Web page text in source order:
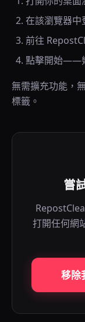
在該瀏覽器中
前往
點擊開始——
無需擴充功能，
標籤。
嘗
打開任何網
移除